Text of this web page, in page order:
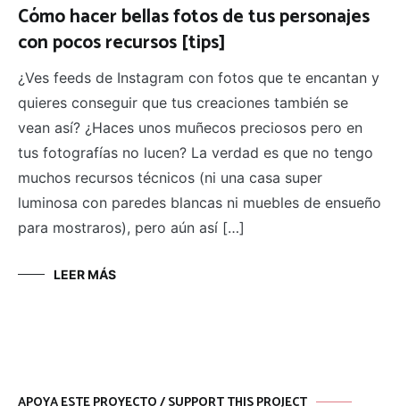
Cómo hacer bellas fotos de tus personajes
con pocos recursos [tips]
¿Ves feeds de Instagram con fotos que te encantan y
quieres conseguir que tus creaciones también se
vean así? ¿Haces unos muñecos preciosos pero en
tus fotografías no lucen? La verdad es que no tengo
muchos recursos técnicos (ni una casa super
luminosa con paredes blancas ni muebles de ensueño
para mostraros), pero aún así […]
LEER MÁS
APOYA ESTE PROYECTO / SUPPORT THIS PROJECT